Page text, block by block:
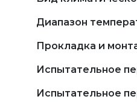
Диапазон
Прокладка и
Испытательное
Испытательное